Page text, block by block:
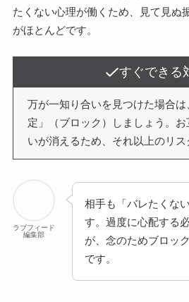
たくない心理が働くため、見て見ぬ
がほとんどです。
すぐできる
万が一知り合いを見つけた場合
定」（ブロック）しましょう。
いが消えるため、それ以上のリス
ラブフィード
編集部
相手も「バレたくな
す。過度に心配する
が、念のためブロッ
です。